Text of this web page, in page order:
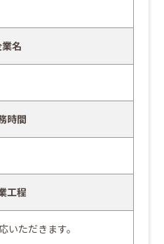
名
時間
工程
いただきます。